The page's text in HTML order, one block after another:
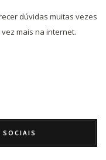
dúvidas muitas vezes
mais na internet.
SOCIAIS